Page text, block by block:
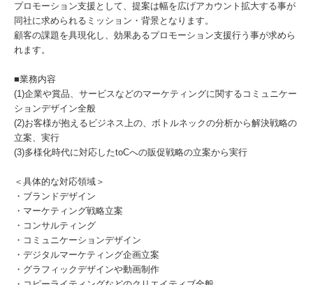
プロモーション支援として、提案は幅を広げアカウント拡大する事が
同社に求められるミッション・背景となります。
顧客の課題を具現化し、効果あるプロモーション支援行う事が求めら
れます。
■業務内容
(1)企業や賞品、サービスなどのマーケティングに関するコミュニケー
ションデザイン全般
(2)お客様が抱えるビジネス上の、ボトルネックの分析から解決戦略の
立案、実行
(3)多様化時代に対応したtoCへの販促戦略の立案から実行
＜具体的な対応領域＞
・ブランドデザイン
・マーケティング戦略立案
・コンサルティング
・コミュニケーションデザイン
・デジタルマーケティング企画立案
・グラフィックデザインや動画制作